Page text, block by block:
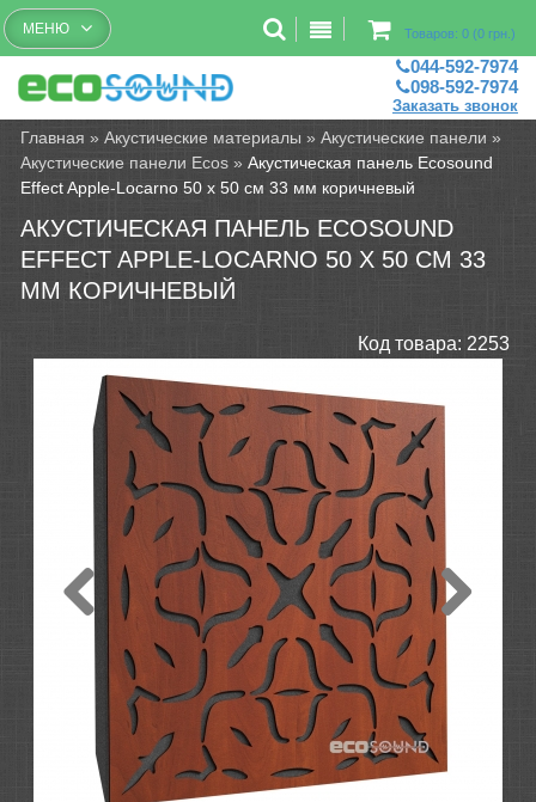
Бесплатный рассчет помещений
Товаров: 0 (0 грн.)
МЕНЮ
044-592-7974
098-592-7974
Заказать звонок
Главная »Акустические материалы »Акустические панели »
Акустические панели Ecos »Акустическая панель Ecosound
Effect Apple-Locarno 50 х 50 см 33 мм коричневый
АКУСТИЧЕСКАЯ ПАНЕЛЬ ECOSOUND
EFFECT APPLE-LOCARNO 50 Х 50 СМ 33
ММ КОРИЧНЕВЫЙ
Код товара: 2253